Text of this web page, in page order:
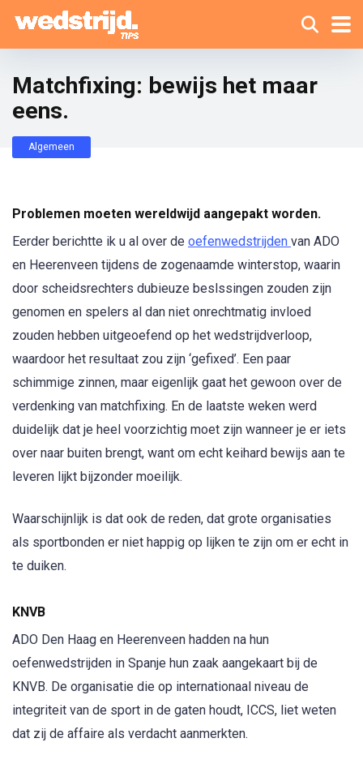
Matchfixing: bewijs het maar
eens.
Algemeen
Problemen moeten wereldwijd aangepakt worden.
Eerder berichtte ik u al over de oefenwedstrijden van ADO
en Heerenveen tijdens de zogenaamde winterstop, waarin
door scheidsrechters dubieuze beslssingen zouden zijn
genomen en spelers al dan niet onrechtmatig invloed
zouden hebben uitgeoefend op het wedstrijdverloop,
waardoor het resultaat zou zijn ‘gefixed’. Een paar
schimmige zinnen, maar eigenlijk gaat het gewoon over de
verdenking van matchfixing. En de laatste weken werd
duidelijk dat je heel voorzichtig moet zijn wanneer je er iets
over naar buiten brengt, want om echt keihard bewijs aan te
leveren lijkt bijzonder moeilijk.
Waarschijnlijk is dat ook de reden, dat grote organisaties
als sportbonden er niet happig op lijken te zijn om er echt in
te duiken.
KNVB
ADO Den Haag en Heerenveen hadden na hun
oefenwedstrijden in Spanje hun zaak aangekaart bij de
KNVB. De organisatie die op internationaal niveau de
integriteit van de sport in de gaten houdt, ICCS, liet weten
dat zij de affaire als verdacht aanmerkten.